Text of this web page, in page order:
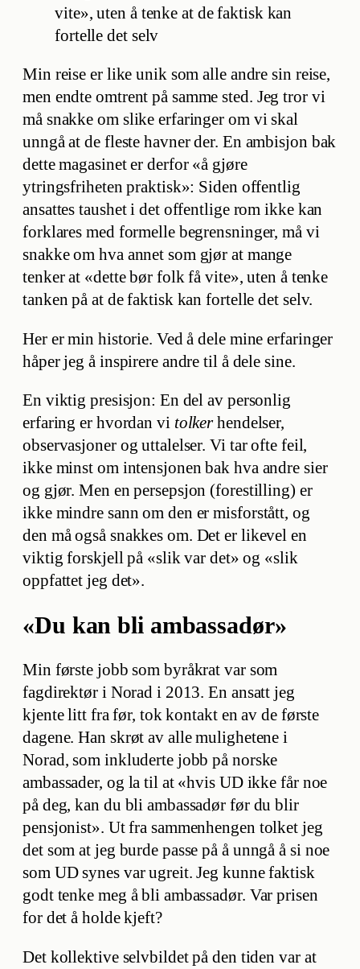
vite», uten å tenke at de faktisk kan
fortelle det selv
Min reise er like unik som alle andre sin reise,
men endte omtrent på samme sted. Jeg tror vi
må snakke om slike erfaringer om vi skal
unngå at de fleste havner der. En ambisjon bak
dette magasinet er derfor «å gjøre
ytringsfriheten praktisk»: Siden offentlig
ansattes taushet i det offentlige rom ikke kan
forklares med formelle begrensninger, må vi
snakke om hva annet som gjør at mange
tenker at «dette bør folk få vite», uten å tenke
tanken på at de faktisk kan fortelle det selv.
Her er min historie. Ved å dele mine erfaringer
håper jeg å inspirere andre til å dele sine.
En viktig presisjon: En del av personlig
erfaring er hvordan vi tolkerhendelser,
observasjoner og uttalelser. Vi tar ofte feil,
ikke minst om intensjonen bak hva andre sier
og gjør. Men en persepsjon (forestilling) er
ikke mindre sann om den er misforstått, og
den må også snakkes om. Det er likevel en
viktig forskjell på «slik var det» og «slik
oppfattet jeg det».
«Du kan bli ambassadør»
Min første jobb som byråkrat var som
fagdirektør i Norad i 2013. En ansatt jeg
kjente litt fra før, tok kontakt en av de første
dagene. Han skrøt av alle mulighetene i
Norad, som inkluderte jobb på norske
ambassader, og la til at «hvis UD ikke får noe
på deg, kan du bli ambassadør før du blir
pensjonist». Ut fra sammenhengen tolket jeg
det som at jeg burde passe på å unngå å si noe
som UD synes var ugreit. Jeg kunne faktisk
godt tenke meg å bli ambassadør. Var prisen
for det å holde kjeft?
Det kollektive selvbildet på den tiden var at